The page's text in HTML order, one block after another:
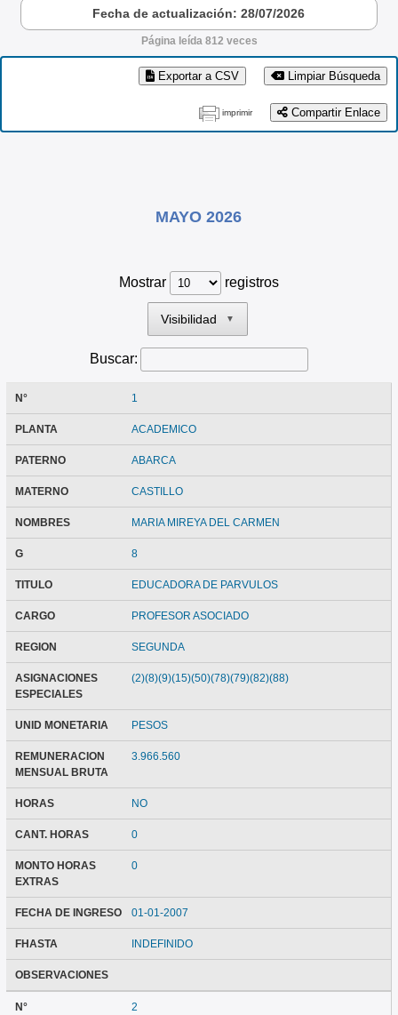
Fecha de actualización: 28/07/2026
Página leída 812 veces
Limpiar Búsqueda
Exportar a CSV
Compartir Enlace
imprimir
MAYO 2026
Mostrar registros
Visibilidad ▼
Buscar:
N° 1
PLANTA ACADEMICO
PATERNO ABARCA
MATERNO CASTILLO
NOMBRES MARIA MIREYA DEL CARMEN
G 8
TITULO EDUCADORA DE PARVULOS
CARGO PROFESOR ASOCIADO
REGION SEGUNDA
ASIGNACIONES
ESPECIALES
(2)(8)(9)(15)(50)(78)(79)(82)(88)
UNID MONETARIA PESOS
REMUNERACION
MENSUAL BRUTA
3.966.560
HORAS NO
CANT. HORAS 0
MONTO HORAS
EXTRAS
0
FECHA DE INGRESO 01-01-2007
FHASTA INDEFINIDO
OBSERVACIONES
N° 2